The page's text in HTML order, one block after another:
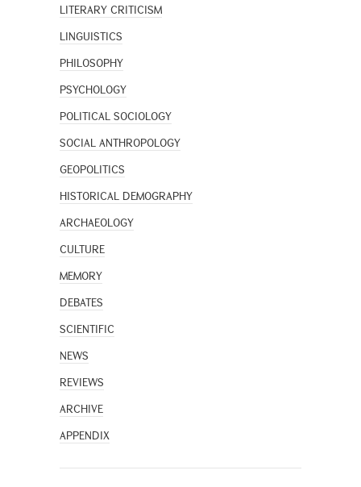
LITERARY CRITICISM
LINGUISTICS
PHILOSOPHY
PSYCHOLOGY
POLITICAL SOCIOLOGY
SOCIAL ANTHROPOLOGY
GEOPOLITICS
HISTORICAL DEMOGRAPHY
ARCHAEOLOGY
CULTURE
MEMORY
DEBATES
SCIENTIFIC
NEWS
REVIEWS
ARCHIVE
APPENDIX